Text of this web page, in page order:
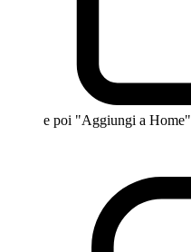
e poi "Aggiungi a Home"